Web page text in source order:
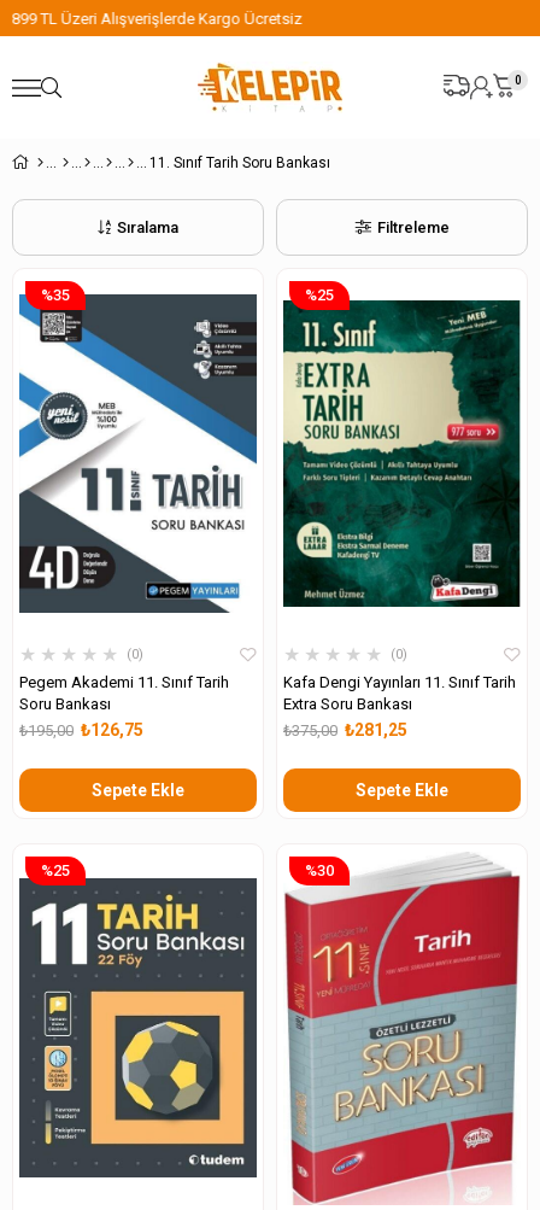
899 TL Üzeri Alışverişlerde Kargo Ücretsiz
0
11. Sınıf Tarih Soru Bankası
Filtreleme
Sıralama
★ ★ ★ ★ ★ 0
Pegem Akademi 11. Sınıf Tarih
Soru Bankası
₺126,75
₺195,00
Sepete Ekle
%35
★ ★ ★ ★ ★ 0
Kafa Dengi Yayınları 11. Sınıf Tarih
Extra Soru Bankası
₺281,25
₺375,00
Sepete Ekle
%25
%25 %30